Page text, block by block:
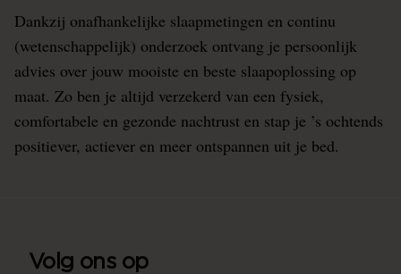
Dankzij onafhankelijke slaapmetingen en continu
(wetenschappelijk) onderzoek ontvang je persoonlijk
advies over jouw mooiste en beste slaapoplossing op
maat. Zo ben je altijd verzekerd van een fysiek,
comfortabele en gezonde nachtrust en stap je ’s ochtends
positiever, actiever en meer ontspannen uit je bed.
Volg ons op